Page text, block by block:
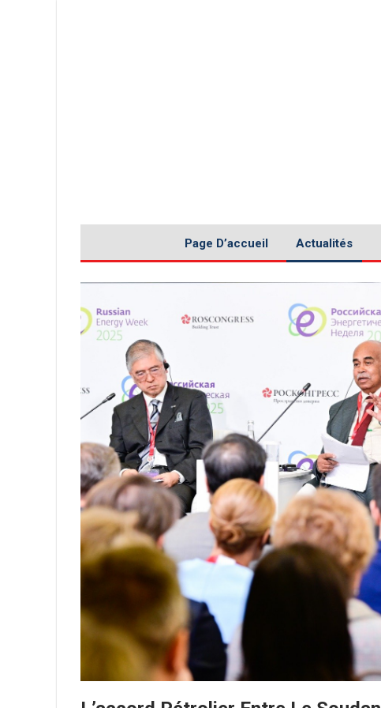
Page D’accueil Actualités